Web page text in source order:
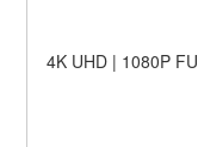
4K UHD | 1080P